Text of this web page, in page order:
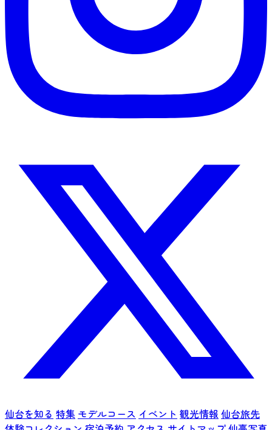
仙台を知る 特集 モデルコース イベント 観光情報 仙台旅先